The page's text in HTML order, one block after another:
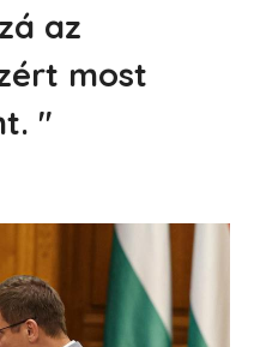
az
most
"